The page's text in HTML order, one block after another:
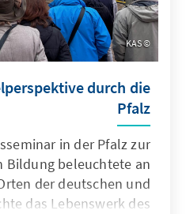
KAS
durch die
Pfalz
in der Pfalz zur
beleuchtete an
der deutschen und
das Lebenswerk des